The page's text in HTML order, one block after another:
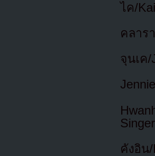
ไค/
คลาร
จุนเค/
คังอิน/